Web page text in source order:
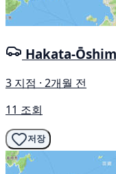
Hakata-
3 지점 · 2개월 전
11 조회
저장